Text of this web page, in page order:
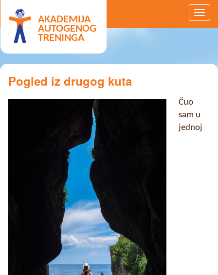
AKADEMIJA
AUTOGENOG
TRENINGA
Pogled iz drugog kuta
Čuo
sam u
jednoj